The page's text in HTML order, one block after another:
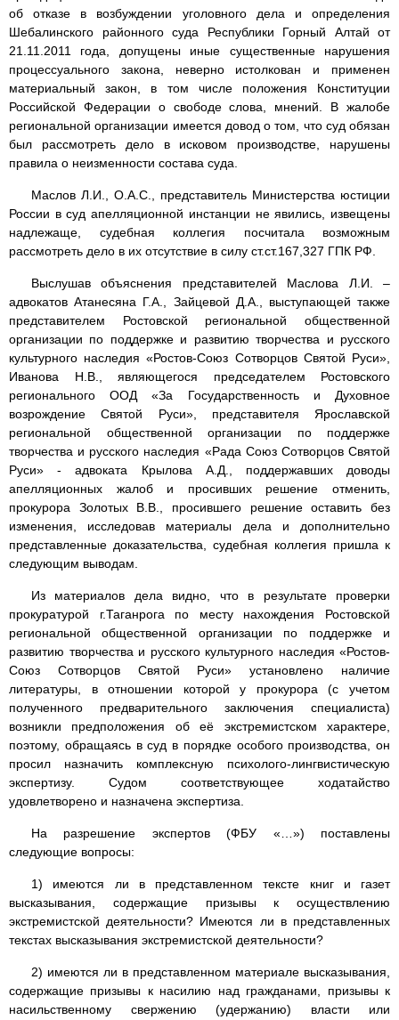
об отказе в возбуждении уголовного дела и определения
Шебалинского районного суда Республики Горный Алтай от
21.11.2011 года, допущены иные существенные нарушения
процессуального закона, неверно истолкован и применен
материальный закон, в том числе положения Конституции
Российской Федерации о свободе слова, мнений. В жалобе
региональной организации имеется довод о том, что суд обязан
был рассмотреть дело в исковом производстве, нарушены
правила о неизменности состава суда.
Маслов Л.И., О.А.С., представитель Министерства юстиции
России в суд апелляционной инстанции не явились, извещены
надлежаще, судебная коллегия посчитала возможным
рассмотреть дело в их отсутствие в силу ст.ст.167,327 ГПК РФ.
Выслушав объяснения представителей Маслова Л.И. –
адвокатов Атанесяна Г.А., Зайцевой Д.А., выступающей также
представителем Ростовской региональной общественной
организации по поддержке и развитию творчества и русского
культурного наследия «Ростов-Союз Сотворцов Святой Руси»,
Иванова Н.В., являющегося председателем Ростовского
регионального ООД «За Государственность и Духовное
возрождение Святой Руси», представителя Ярославской
региональной общественной организации по поддержке
творчества и русского наследия «Рада Союз Сотворцов Святой
Руси» - адвоката Крылова А.Д., поддержавших доводы
апелляционных жалоб и просивших решение отменить,
прокурора Золотых В.В., просившего решение оставить без
изменения, исследовав материалы дела и дополнительно
представленные доказательства, судебная коллегия пришла к
следующим выводам.
Из материалов дела видно, что в результате проверки
прокуратурой г.Таганрога по месту нахождения Ростовской
региональной общественной организации по поддержке и
развитию творчества и русского культурного наследия «Ростов-
Союз Сотворцов Святой Руси» установлено наличие
литературы, в отношении которой у прокурора (с учетом
полученного предварительного заключения специалиста)
возникли предположения об её экстремистском характере,
поэтому, обращаясь в суд в порядке особого производства, он
просил назначить комплексную психолого-лингвистическую
экспертизу. Судом соответствующее ходатайство
удовлетворено и назначена экспертиза.
На разрешение экспертов (ФБУ «…») поставлены
следующие вопросы:
1) имеются ли в представленном тексте книг и газет
высказывания, содержащие призывы к осуществлению
экстремистской деятельности? Имеются ли в представленных
текстах высказывания экстремистской деятельности?
2) имеются ли в представленном материале высказывания,
содержащие призывы к насилию над гражданами, призывы к
насильственному свержению (удержанию) власти или